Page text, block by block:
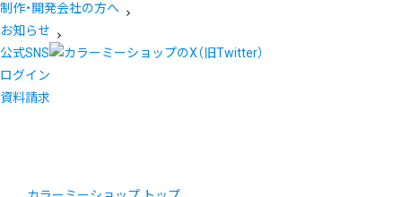
制作・開発会社の方へ
お知らせ
公式SNS
ログイン
資料請求